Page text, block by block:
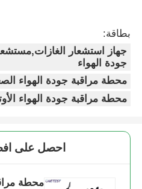
تحديد:
عمود
التثبيت:
ارتفاع العمود المزدوج 1.5
توفير
رسم
بطاقة:
جهاز استشعار
جودة الهواء
محطة مراقبة جودة الهواء
محطة مراقبة جودة الهواء
احصل على
محطة